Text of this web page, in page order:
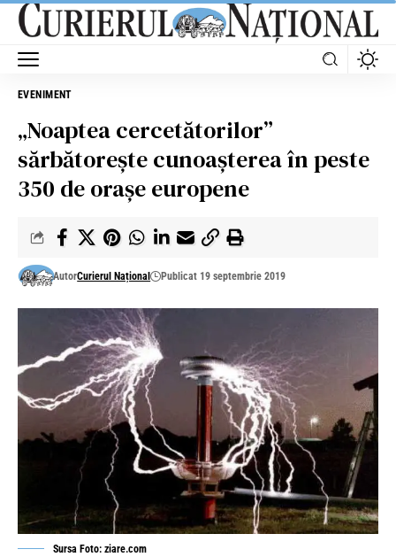
EVENIMENT
„Noaptea cercetătorilor”
sărbătorește cunoașterea în peste
350 de oraşe europene
AutorCurierul Național Publicat 19 septembrie 2019
Sursa Foto: ziare.com